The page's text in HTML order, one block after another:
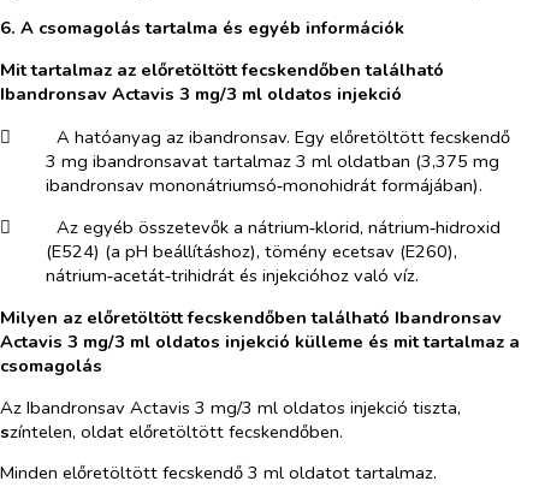
6. A csomagolás tartalma és egyéb információk
Mit tartalmaz az előretöltött fecskendőben található
Ibandronsav Actavis 3 mg/3 ml oldatos injekció
​
A hatóanyag az ibandronsav. Egy előretöltött fecskendő
3 mg ibandronsavat tartalmaz 3 ml oldatban (3,375 mg
ibandronsav mononátriumsó‑monohidrát formájában).
​
Az egyéb összetevők a nátrium‑klorid, nátrium‑hidroxid
(E524) (a pH beállításhoz), tömény ecetsav (E260),
nátrium‑acetát‑trihidrát és injekcióhoz való víz.
Milyen az előretöltött fecskendőben található Ibandronsav
Actavis 3 mg/3 ml oldatos injekció külleme és mit tartalmaz a
csomagolás
Az Ibandronsav Actavis 3 mg/3 ml oldatos injekció tiszta,
színtelen, oldat előretöltött fecskendőben.
Minden előretöltött fecskendő 3 ml oldatot tartalmaz.